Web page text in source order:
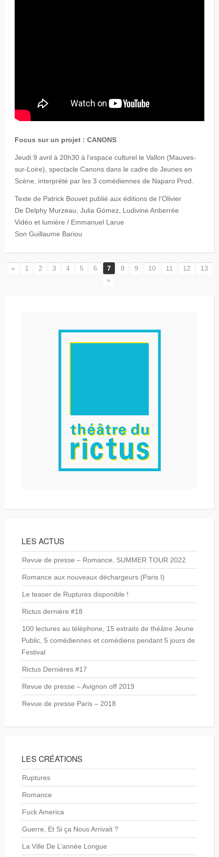
Focus sur un projet : CANONS
Jeudi 9 avril à 20h30 à l’espace culturel le Vallon (Mauves-
sur-Loire), spectacle Canons dans le cadre de Jeunes en
Scène, interprété par les 3 comédiennes de Naparo Prod.
Texte de Patrick Bouvet publié aux éditions de l’Olivier
De Delphy Murzeau, Julia Gómez, Ludivine Anberrée
Vidéo et lumière / Emmanuel Larue
Son Guillaume Bariou
« 1 2 3 4 5 6 7 8 9 10 11 12
13
»
LES ACTUS
Revue de presse – Romance, SUMMER TOUR 2022
Romance aux nouveaux déchargeurs (Paris I)
Le teaser de Ruptures disponible !
Rictus dernière #18
100 lectures au téléphone, 15 extraits de théâtre Jeune
Public, 5 comédiennes et comédiens pendant 5 jours de
Festival
Rictus Dernières #17
Revue de presse – Avignon off 2019
Revue de presse Paris – 2018
LES CRÉATIONS
Ruptures
Romance
Fuck America
Guerre, Et Si ça Nous Arrivait ?
La Ville De L’année Longue